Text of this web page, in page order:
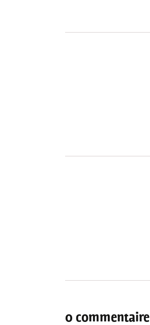
0 commentaire